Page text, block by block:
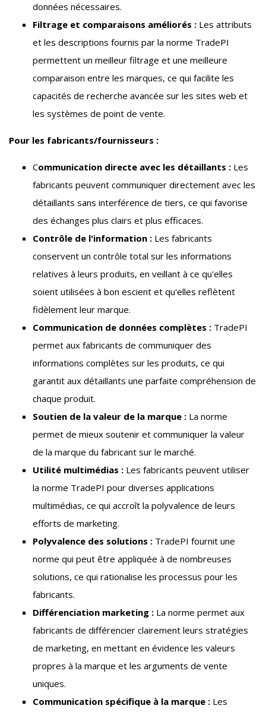
données nécessaires.
Filtrage et comparaisons améliorés : Les attributs
et les descriptions fournis par la norme TradePI
permettent un meilleur filtrage et une meilleure
comparaison entre les marques, ce qui facilite les
capacités de recherche avancée sur les sites web et
les systèmes de point de vente.
Pour les fabricants/fournisseurs :
Communication directe avec les détaillants : Les
fabricants peuvent communiquer directement avec les
détaillants sans interférence de tiers, ce qui favorise
des échanges plus clairs et plus efficaces.
Contrôle de l'information : Les fabricants
conservent un contrôle total sur les informations
relatives à leurs produits, en veillant à ce qu'elles
soient utilisées à bon escient et qu'elles reflètent
fidèlement leur marque.
Communication de données complètes : TradePI
permet aux fabricants de communiquer des
informations complètes sur les produits, ce qui
garantit aux détaillants une parfaite compréhension de
chaque produit.
Soutien de la valeur de la marque : La norme
permet de mieux soutenir et communiquer la valeur
de la marque du fabricant sur le marché.
Utilité multimédias : Les fabricants peuvent utiliser
la norme TradePI pour diverses applications
multimédias, ce qui accroît la polyvalence de leurs
efforts de marketing.
Polyvalence des solutions : TradePI fournit une
norme qui peut être appliquée à de nombreuses
solutions, ce qui rationalise les processus pour les
fabricants.
Différenciation marketing : La norme permet aux
fabricants de différencier clairement leurs stratégies
de marketing, en mettant en évidence les valeurs
propres à la marque et les arguments de vente
uniques.
Communication spécifique à la marque : Les